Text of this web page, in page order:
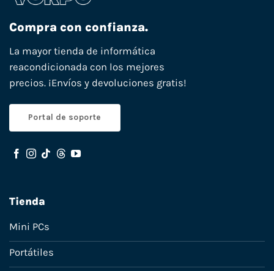
Compra con confianza.
La mayor tienda de informática
reacondicionada con los mejores
precios. ¡Envíos y devoluciones gratis!
Portal de soporte
Tienda
Mini PCs
Portátiles